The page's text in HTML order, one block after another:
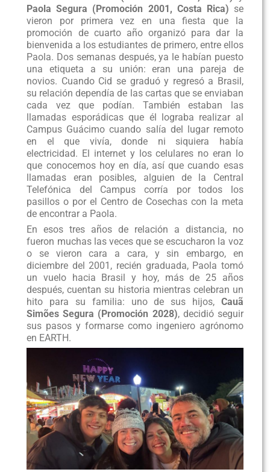
Paola Segura (Promoción 2001, Costa Rica) se
vieron por primera vez en una fiesta que la
promoción de cuarto año organizó para dar la
bienvenida a los estudiantes de primero, entre ellos
Paola. Dos semanas después, ya le habían puesto
una etiqueta a su unión: eran una pareja de
novios. Cuando Cid se graduó y regresó a Brasil,
su relación dependía de las cartas que se enviaban
cada vez que podían. También estaban las
llamadas esporádicas que él lograba realizar al
Campus Guácimo cuando salía del lugar remoto
en el que vivía, donde ni siquiera había
electricidad. El internet y los celulares no eran lo
que conocemos hoy en día, así que cuando esas
llamadas eran posibles, alguien de la Central
Telefónica del Campus corría por todos los
pasillos o por el Centro de Cosechas con la meta
de encontrar a Paola.
En esos tres años de relación a distancia, no
fueron muchas las veces que se escucharon la voz
o se vieron cara a cara, y sin embargo, en
diciembre del 2001, recién graduada, Paola tomó
un vuelo hacia Brasil y hoy, más de 25 años
después, cuentan su historia mientras celebran un
hito para su familia: uno de sus hijos, Cauã
Simões Segura (Promoción 2028), decidió seguir
sus pasos y formarse como ingeniero agrónomo
en EARTH.